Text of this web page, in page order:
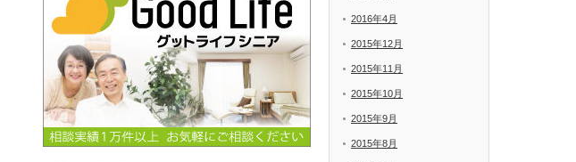
2016年4月
2015年12月
2015年11月
2015年10月
2015年9月
2015年8月